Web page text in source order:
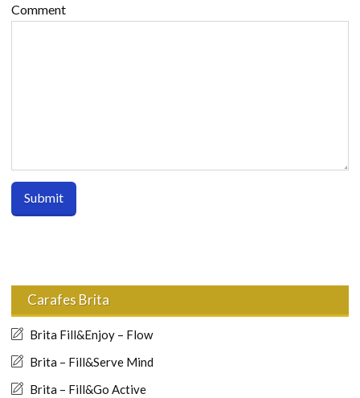
Comment
Carafes Brita
Brita Fill&Enjoy – Flow
Brita – Fill&Serve Mind
Brita – Fill&Go Active